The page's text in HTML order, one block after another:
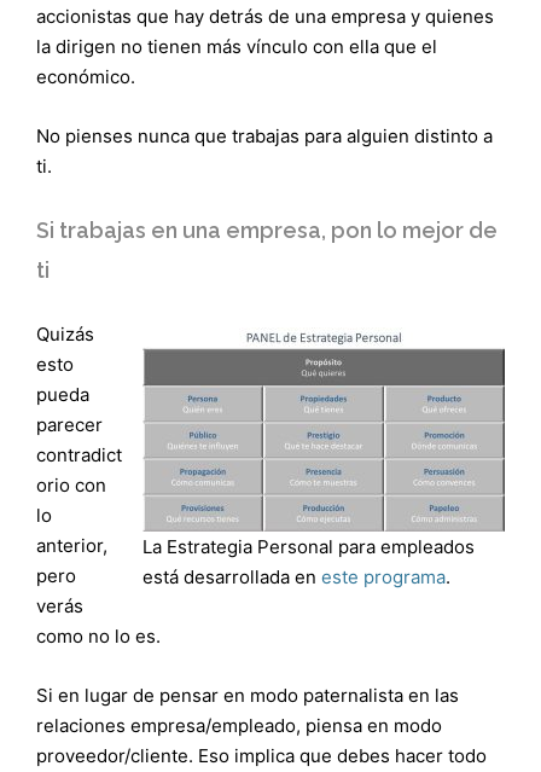
accionistas que hay detrás de una empresa y quienes
la dirigen no tienen más vínculo con ella que el
económico.
No pienses nunca que trabajas para alguien distinto a
ti.
Si trabajas en una empresa, pon lo mejor de
ti
La Estrategia Personal para empleados
está desarrollada en este programa.
Quizás
esto
pueda
parecer
contradict
orio con
lo
anterior,
pero
verás
como no lo es.
Si en lugar de pensar en modo paternalista en las
relaciones empresa/empleado, piensa en modo
proveedor/cliente. Eso implica que debes hacer todo